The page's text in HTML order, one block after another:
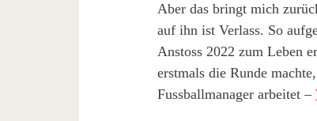
Aber das bringt mich
auf ihn ist Verlass. So
Anstoss 2022 zum Leben
erstmals die Runde
Fussballmanager arbeitet –